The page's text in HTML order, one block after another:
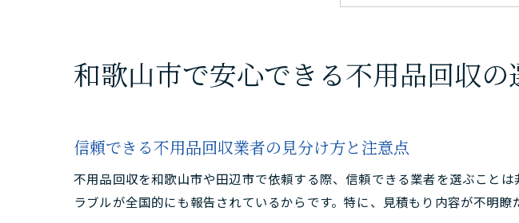
不用品回収で叶え
不用品回収で家
悪徳トラブルを避け
和歌山市で安心できる不用品回収の
信頼できる不用品回収業者の見分け方と注意点
不用品回収を和歌山市や田辺市で依頼する際、信頼できる業者を選ぶこと
ラブルが全国的にも報告されているからです。特に、見積もり内容が不明瞭